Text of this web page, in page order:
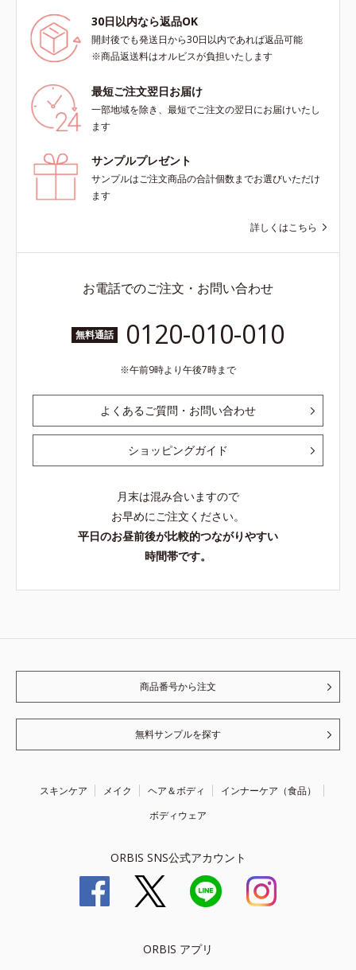
30日以内なら返品OK
開封後でも発送日から30日以内であれば返品可能
※商品返送料はオルビスが負担いたします
最短ご注文翌日お届け
一部地域を除き、最短でご注文の翌日にお届けいたし
ます
サンプルプレゼント
サンプルはご注文商品の合計個数までお選びいただけ
ます
詳しくはこちら
お電話でのご注文・お問い合わせ
無料通話 0120-010-010
午前9時より午後7時まで
よくあるご質問・お問い合わせ
ショッピングガイド
月末は混み合いますので
お早めにご注文ください。
平日のお昼前後が比較的つながりやすい
時間帯です。
商品番号から注文
無料サンプルを探す
スキンケア メイク ヘア＆ボディ
インナーケア（食品）
ボディウェア
ORBIS SNS公式アカウント
ORBIS アプリ